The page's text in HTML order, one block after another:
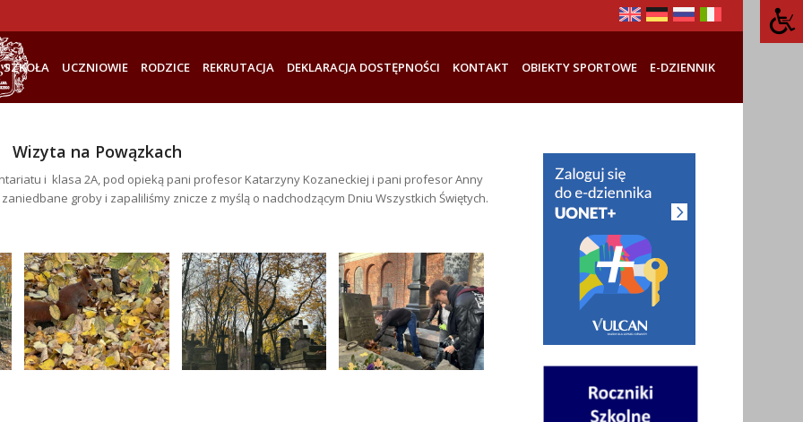
SZKOŁA UCZNIOWIE RODZICE REKRUTACJA DEKLARACJA DOSTĘPNOŚCI KONTAKT OBIEKTY SPORTOWE E-DZIENNIK
Wizyta na Powązkach
i klasa 2A, pod opieką pani profesor Katarzyny Kozaneckiej i pani profesor Anny
groby i zapaliliśmy znicze z myślą o nadchodzącym Dniu Wszystkich Świętych.